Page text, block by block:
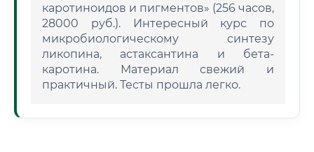
каротиноидов и пигментов» (256 часов,
28000 руб.). Интересный курс по
микробиологическому синтезу
ликопина, астаксантина и бета-
каротина. Материал свежий и
практичный. Тесты прошла легко.